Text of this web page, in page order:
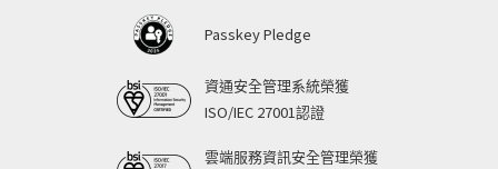
Passkey Pledge
資通安全管理系統榮獲
ISO/IEC 27001認證
雲端服務資訊安全管理榮獲